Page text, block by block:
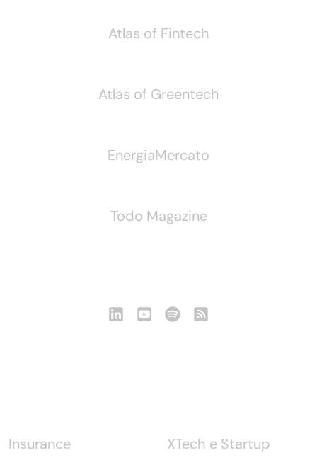
Atlas of Fintech
Atlas of Greentech
EnergiaMercato
Todo Magazine
Insurance XTech e Startup